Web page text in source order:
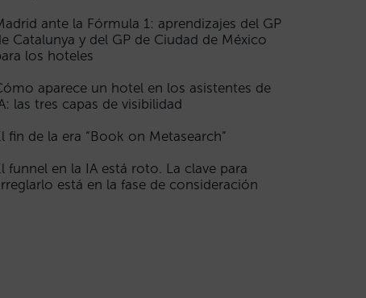
ante la Fórmula 1: aprendizajes del GP
Catalunya y del GP de Ciudad de México
los hoteles
aparece un hotel en los asistentes de
las tres capas de visibilidad
fin de la era “Book on Metasearch”
funnel en la IA está roto. La clave para
está en la fase de consideración